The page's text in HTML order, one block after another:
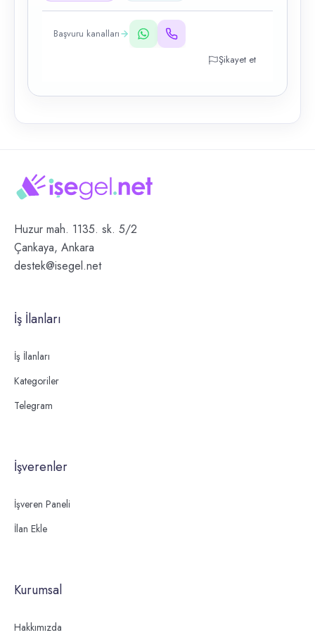
Başvuru kanalları
Şikayet et
Huzur mah. 1135. sk. 5/2
Çankaya, Ankara
destek@isegel.net
İş İlanları
İş İlanları
Kategoriler
Telegram
İşverenler
İşveren Paneli
İlan Ekle
Kurumsal
Hakkımızda